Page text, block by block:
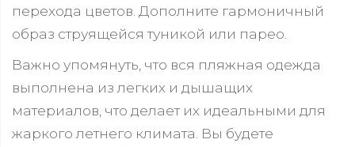
перехода цветов. Дополните гармоничный
образ струящейся туникой или парео.
Важно упомянуть, что вся пляжная одежда
выполнена из легких и дышащих
материалов, что делает их идеальными для
жаркого летнего климата. Вы будете